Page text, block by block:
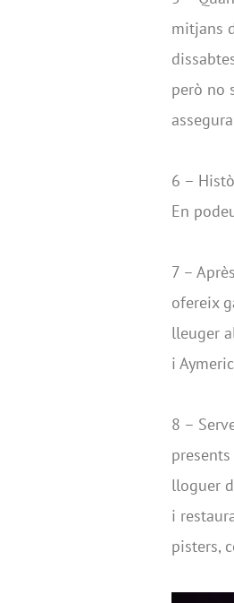
mitjans
però no
6 –
En
7 –
ofereix
lleuger
i
8 –
lloguer
i
pisters,